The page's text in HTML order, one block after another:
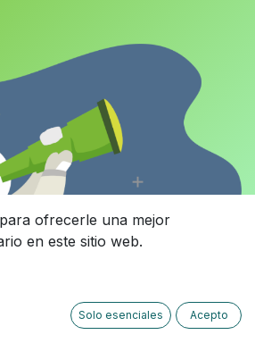
ofrecerle una mejor
en este sitio web.
Solo esenciales Acepto